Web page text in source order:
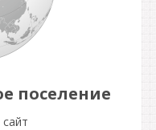
поселение